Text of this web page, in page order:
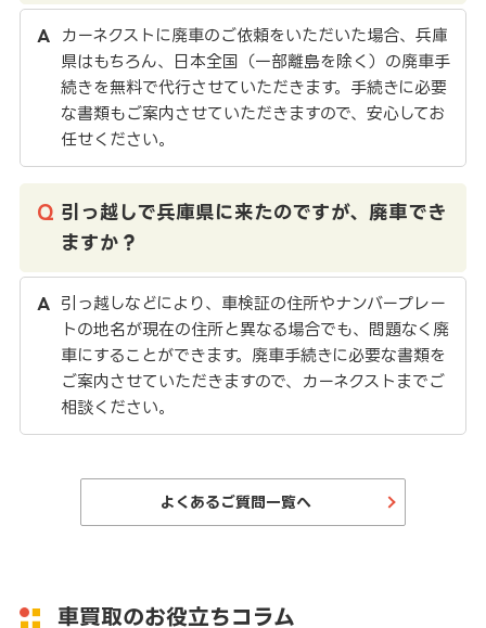
カーネクストに廃車のご依頼をいただいた場合、兵庫
県はもちろん、日本全国（一部離島を除く）の廃車手
続きを無料で代行させていただきます。手続きに必要
な書類もご案内させていただきますので、安心してお
任せください。
引っ越しで兵庫県に来たのですが、廃車でき
ますか？
引っ越しなどにより、車検証の住所やナンバープレー
トの地名が現在の住所と異なる場合でも、問題なく廃
車にすることができます。廃車手続きに必要な書類を
ご案内させていただきますので、カーネクストまでご
相談ください。
よくあるご質問一覧へ
車買取のお役立ちコラム